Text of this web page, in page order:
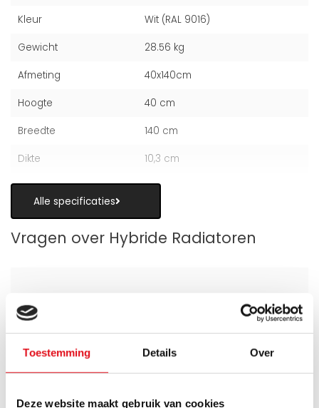
Toestemming Details Over
Deze website maakt gebruik van cookies
Kleur Wit (RAL 9016)
Gewicht 28.56 kg
Afmeting 40x140cm
Hoogte 40 cm
Breedte 140 cm
Dikte 10,3 cm
Alle specificaties
Vragen over Hybride Radiatoren
Is een hybride paneelradiator geschikt
als alternatief voor vloerverwarming?
meest nuttig?